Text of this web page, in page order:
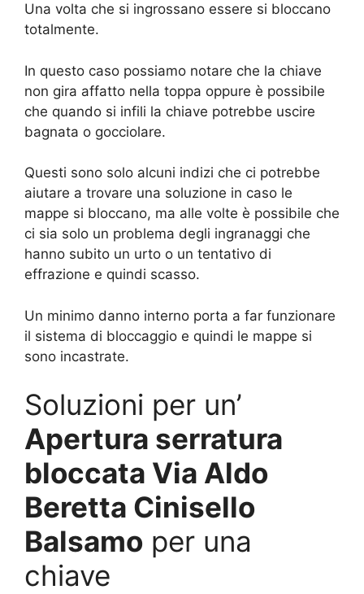
Una volta che si ingrossano essere si bloccano
totalmente.
In questo caso possiamo notare che la chiave
non gira affatto nella toppa oppure è possibile
che quando si infili la chiave potrebbe uscire
bagnata o gocciolare.
Questi sono solo alcuni indizi che ci potrebbe
aiutare a trovare una soluzione in caso le
mappe si bloccano, ma alle volte è possibile che
ci sia solo un problema degli ingranaggi che
hanno subito un urto o un tentativo di
effrazione e quindi scasso.
Un minimo danno interno porta a far funzionare
il sistema di bloccaggio e quindi le mappe si
sono incastrate.
Soluzioni per un’
Apertura serratura
bloccata Via Aldo
Beretta Cinisello
Balsamo per una
chiave